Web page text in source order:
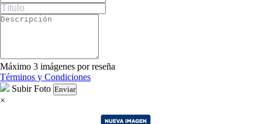
Máximo 3 imágenes por reseña
Términos y Condiciones
Subir Foto Enviar
×